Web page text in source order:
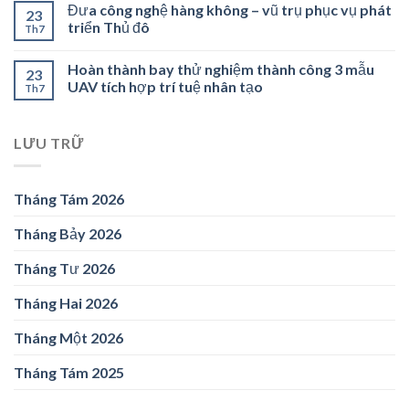
23
Th7
Đưa công nghệ hàng không – vũ trụ phục vụ phát
triển Thủ đô
23
Th7
Hoàn thành bay thử nghiệm thành công 3 mẫu
UAV tích hợp trí tuệ nhân tạo
LƯU TRỮ
Tháng Tám 2026
Tháng Bảy 2026
Tháng Tư 2026
Tháng Hai 2026
Tháng Một 2026
Tháng Tám 2025